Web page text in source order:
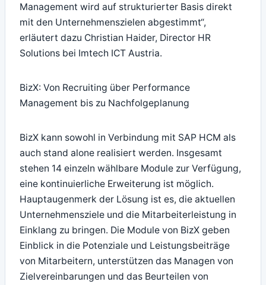
Management wird auf strukturierter Basis direkt
mit den Unternehmenszielen abgestimmt“,
erläutert dazu Christian Haider, Director HR
Solutions bei Imtech ICT Austria.
BizX: Von Recruiting über Performance
Management bis zu Nachfolgeplanung
BizX kann sowohl in Verbindung mit SAP HCM als
auch stand alone realisiert werden. Insgesamt
stehen 14 einzeln wählbare Module zur Verfügung,
eine kontinuierliche Erweiterung ist möglich.
Hauptaugenmerk der Lösung ist es, die aktuellen
Unternehmensziele und die Mitarbeiterleistung in
Einklang zu bringen. Die Module von BizX geben
Einblick in die Potenziale und Leistungsbeiträge
von Mitarbeitern, unterstützen das Managen von
Zielvereinbarungen und das Beurteilen von